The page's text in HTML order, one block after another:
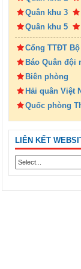
Quân khu 3
Quân khu 5
Cổng TTĐT
Báo Quân đội
Biên phòng
Hải quân Việt
Quốc phòng
LIÊN KẾT